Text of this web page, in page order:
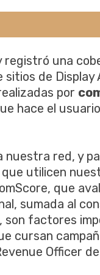
registró una
de Display
por
hace el
nuestra red, y
utilicen
que
sumada al
factores
cursan
Officer de